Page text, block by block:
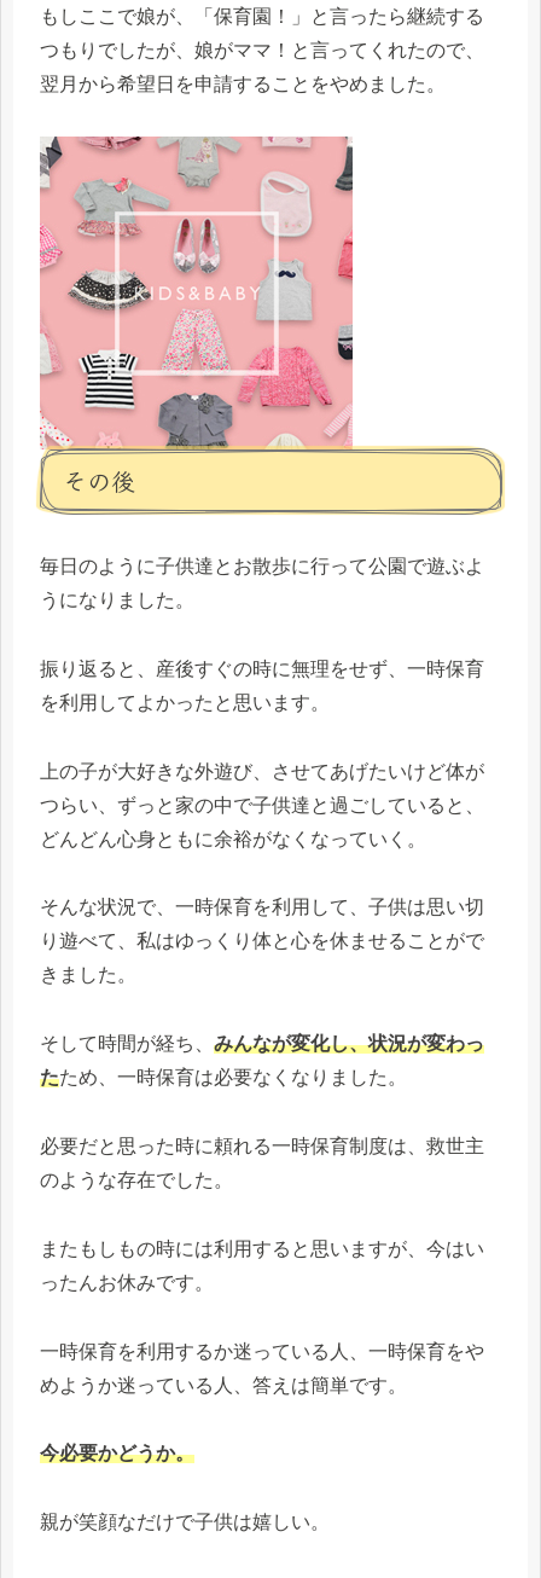
もしここで娘が、「保育園！」と言ったら継続する
つもりでしたが、娘がママ！と言ってくれたので、
翌月から希望日を申請することをやめました。
その後
毎日のように子供達とお散歩に行って公園で遊ぶよ
うになりました。
振り返ると、産後すぐの時に無理をせず、一時保育
を利用してよかったと思います。
上の子が大好きな外遊び、させてあげたいけど体が
つらい、ずっと家の中で子供達と過ごしていると、
どんどん心身ともに余裕がなくなっていく。
そんな状況で、一時保育を利用して、子供は思い切
り遊べて、私はゆっくり体と心を休ませることがで
きました。
そして時間が経ち、 みんなが変化し、状況が変わっ
たため、一時保育は必要なくなりました。
必要だと思った時に頼れる一時保育制度は、救世主
のような存在でした。
またもしもの時には利用すると思いますが、今はい
ったんお休みです。
一時保育を利用するか迷っている人、一時保育をや
めようか迷っている人、答えは簡単です。
今必要かどうか。
親が笑顔なだけで子供は嬉しい。